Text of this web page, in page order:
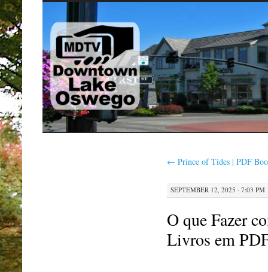
SKIP
TO
CONTENT
← Prince of Tides | PDF
SEPTEMBER 12, 2025 · 7:03 PM
O que Fazer
Livros em